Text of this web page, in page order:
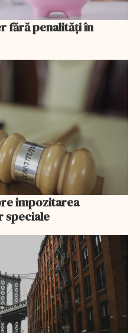
fără penalități în
impozitarea
speciale